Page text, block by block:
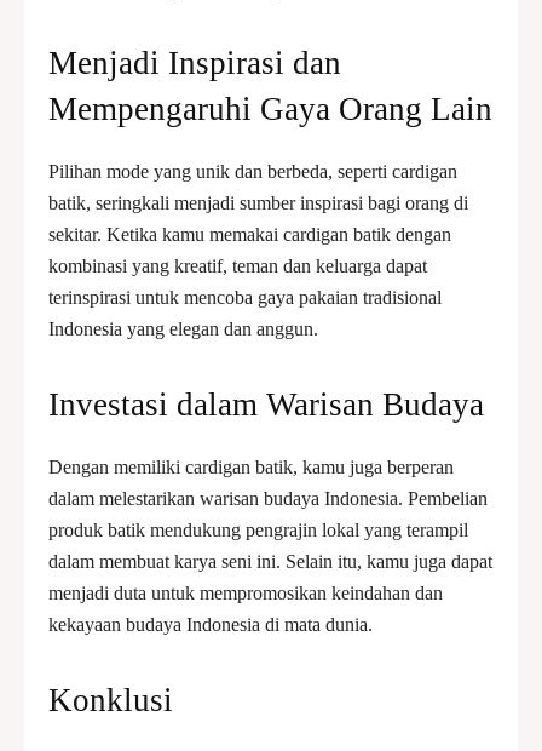
Menjadi Inspirasi dan
Mempengaruhi Gaya Orang Lain
Pilihan mode yang unik dan berbeda, seperti cardigan
batik, seringkali menjadi sumber inspirasi bagi orang di
sekitar. Ketika kamu memakai cardigan batik dengan
kombinasi yang kreatif, teman dan keluarga dapat
terinspirasi untuk mencoba gaya pakaian tradisional
Indonesia yang elegan dan anggun.
Investasi dalam Warisan Budaya
Dengan memiliki cardigan batik, kamu juga berperan
dalam melestarikan warisan budaya Indonesia. Pembelian
produk batik mendukung pengrajin lokal yang terampil
dalam membuat karya seni ini. Selain itu, kamu juga dapat
menjadi duta untuk mempromosikan keindahan dan
kekayaan budaya Indonesia di mata dunia.
Konklusi